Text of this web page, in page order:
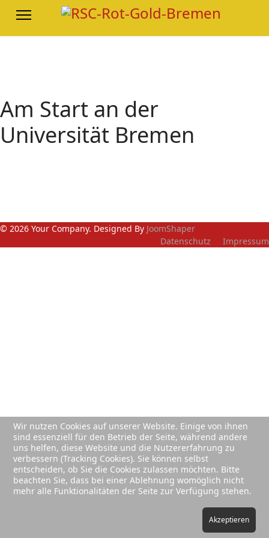
Am Start an der
Universität Bremen
© 2026 Your Company. Designed By JoomShaper
Datenschutz
Impressum
Wir nutzen Cookies auf unserer Website. Einige von ihnen
sind essenziell für den Betrieb der Seite, während andere
uns helfen, diese Website und die Nutzererfahrung zu
verbessern (Tracking Cookies). Sie können selbst
entscheiden, ob Sie die Cookies zulassen möchten. Bitte
beachten Sie, dass bei einer Ablehnung womöglich nicht
mehr alle Funktionalitäten der Seite zur Verfügung stehen.
Akzeptieren